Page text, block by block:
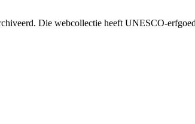
Die webcollectie heeft UNESCO-